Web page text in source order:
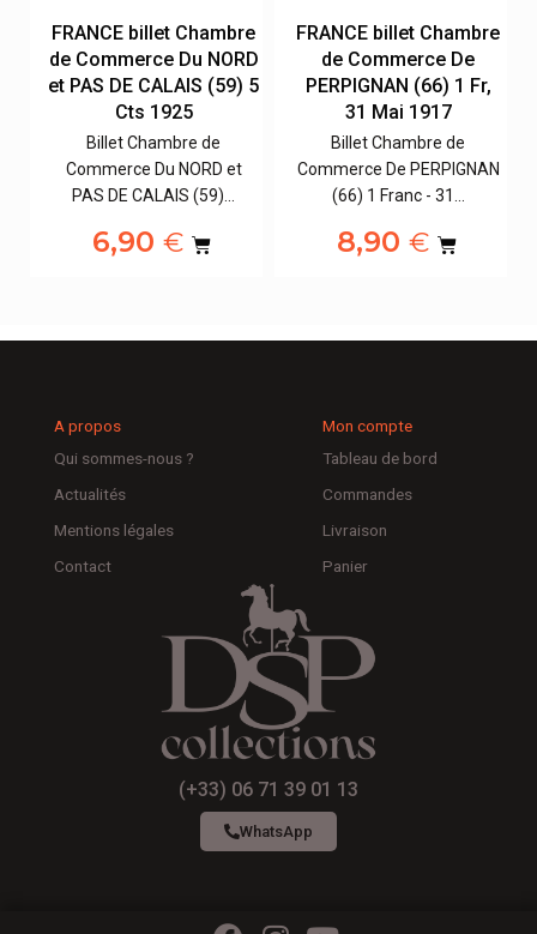
billet Chambre
Du NORD
CALAIS (59) 5
Chambre de
Du NORD et
CALAIS (59)…
FRANCE billet Chambre
de Commerce De
PERPIGNAN (66) 1 Fr,
Billet Chambre de
Commerce De PERPIGNAN
(66) 1 Franc - 31…
FRANCE
de
DE DÔME
Billet
Commerce
DÔME
A propos
Qui sommes-nous ?
Actualités
Mentions légales
Contact
Mon compte
Tableau de bord
Commandes
Livraison
Panier
(+33) 06 71 39 01 13
WhatsApp